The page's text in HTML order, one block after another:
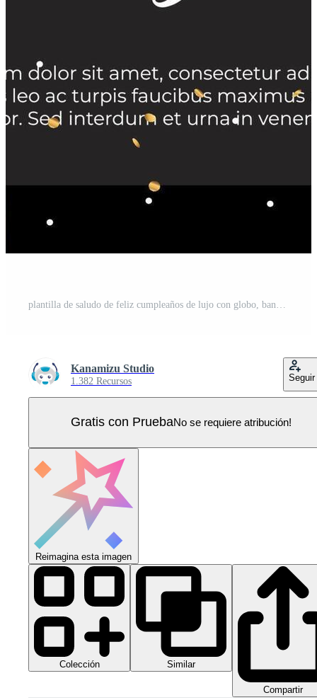
Kanamizu Studio
1.382 Recursos Seguir
Gratis con PruebaNo se requiere atribución!
Reimagina esta imagen
Colección Similar
Compartir